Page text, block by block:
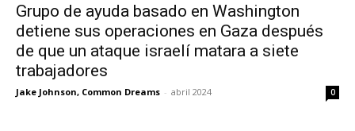
Grupo de ayuda basado en Washington
detiene sus operaciones en Gaza después
de que un ataque israelí matara a siete
trabajadores
Jake Johnson, Common Dreams - abril 2024 0